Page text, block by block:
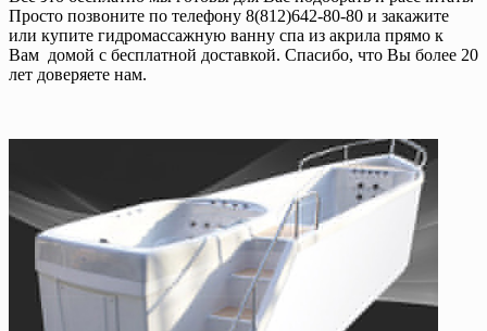
Просто позвоните по телефону 8(812)642-80-80 и закажите
или купите гидромассажную ванну спа из акрила прямо к
Вам домой с бесплатной доставкой. Спасибо, что Вы более 20
лет доверяете нам.